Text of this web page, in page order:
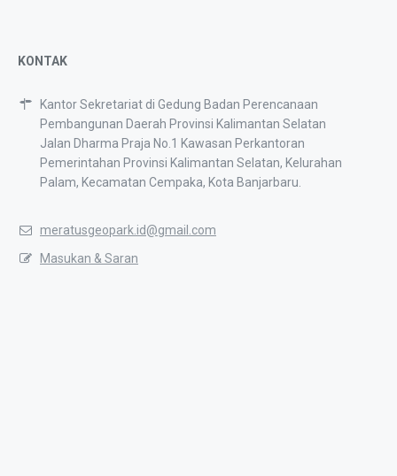
KONTAK
Kantor Sekretariat di Gedung Badan Perencanaan
Pembangunan Daerah Provinsi Kalimantan Selatan
Jalan Dharma Praja No.1 Kawasan Perkantoran
Pemerintahan Provinsi Kalimantan Selatan, Kelurahan
Palam, Kecamatan Cempaka, Kota Banjarbaru.
meratusgeopark.id@gmail.com
Masukan & Saran